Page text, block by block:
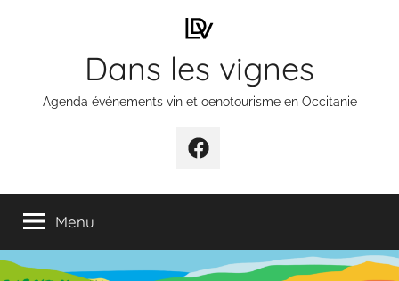
Dans les vignes
Agenda événements vin et oenotourisme en Occitanie
Élément
menu
Menu